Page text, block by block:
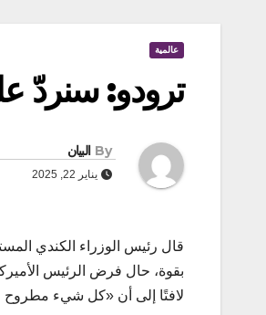
عالمية
ترودو: سنردّ
By البيان
يناير 22, 2025
قال رئيس الوزراء الكندي
بقوة، حال فرض الرئيس
لافتًا إلى أن «كل شيء مطروح